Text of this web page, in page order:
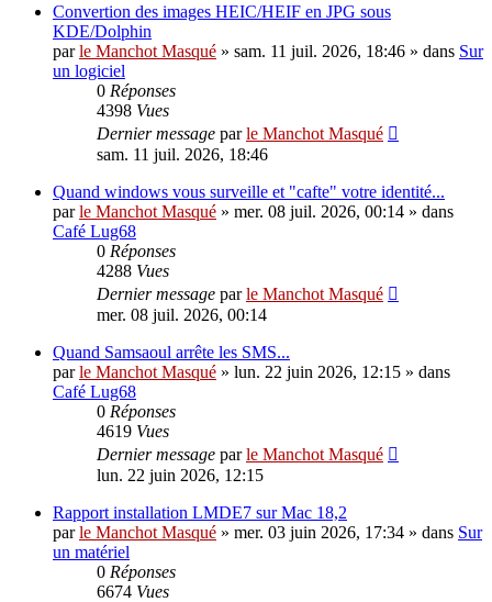
Convertion des images HEIC/HEIF en JPG sous
KDE/Dolphin
parle Manchot Masqué » sam. 11 juil. 2026, 18:46 » dans Sur
un logiciel
0 Réponses
4398 Vues
Dernier message parle Manchot Masqué
sam. 11 juil. 2026, 18:46
Quand windows vous surveille et "cafte" votre identité...
parle Manchot Masqué » mer. 08 juil. 2026, 00:14 » dans
Café Lug68
0 Réponses
4288 Vues
Dernier message parle Manchot Masqué
mer. 08 juil. 2026, 00:14
Quand Samsaoul arrête les SMS...
parle Manchot Masqué » lun. 22 juin 2026, 12:15 » dans
Café Lug68
0 Réponses
4619 Vues
Dernier message parle Manchot Masqué
lun. 22 juin 2026, 12:15
Rapport installation LMDE7 sur Mac 18,2
parle Manchot Masqué » mer. 03 juin 2026, 17:34 » dans Sur
un matériel
0 Réponses
6674 Vues